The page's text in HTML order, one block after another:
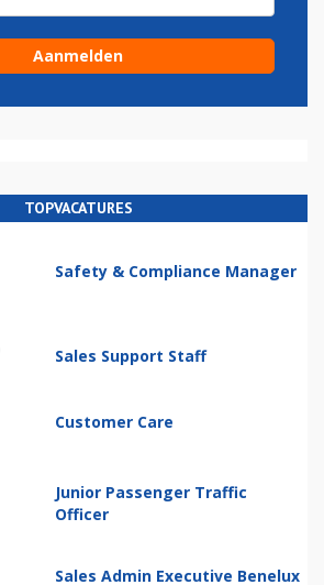
TOPVACATURES
Safety & Compliance Manager
Sales Support Staff
Customer Care
Junior Passenger Traffic
Officer
Sales Admin Executive Benelux